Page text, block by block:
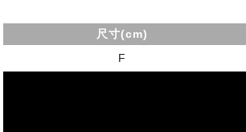
尺寸(cm)
F